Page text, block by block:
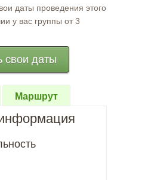
даты проведения этого
у вас группы от 3
свои даты
Маршрут